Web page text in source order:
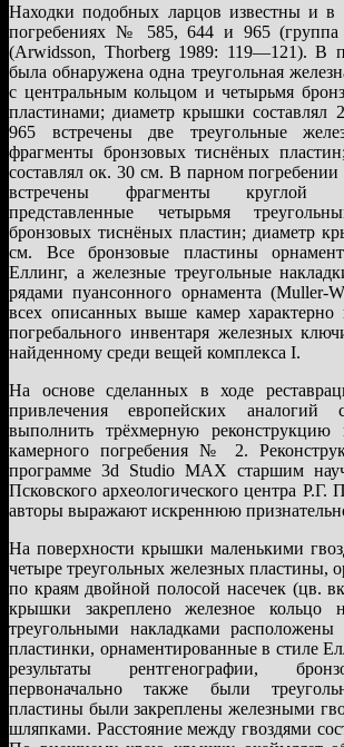
Находки подобных ларцов известны и
погребениях № 585, 644 и 965
(Arwidsson, Thorberg 1989: 119—121). В
была обнаружена одна треугольная
с центральным кольцом и четырьмя
пластинами; диаметр крышки
965 встречены две треугольные
фрагменты бронзовых тиснёных
составлял ок. 30 см. В парном
встречены фрагменты круглой
представленные четырьмя
бронзовых тиснёных пластин; диаметр
см. Все бронзовые пластины
Еллинг, а железные треугольные
рядами пуансонного орнамента (Muller-
всех описанных выше камер характерно
погребального инвентаря железных
найденному среди вещей комплекса I.
На основе сделанных в ходе
привлечения европейских аналогий
выполнить трёхмерную
камерного погребения № 2.
программе 3d Studio MAX старшим
Псковского археологического центра Р.Г.
авторы выражают искреннюю
На поверхности крышки маленькими
четыре треугольных железных пластины,
по краям двойной полосой насечек (цв.
крышки закреплено железное кольцо
треугольными накладками расположены
пластинки, орнаментированные в стиле
результаты рентгенографии,
первоначально также были
пластины были закреплены железными
шляпками. Расстояние между гвоздями